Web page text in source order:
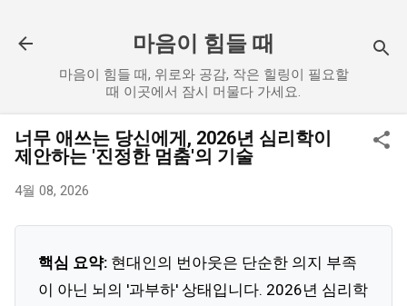
마음이 힘들 때
마음이 힘들 때, 위로와 공감, 작은 힐링이 필요할
때 이곳에서 잠시 머물다 가세요.
너무 애쓰는 당신에게, 2026년 심리학이
제안하는 '진정한 멈춤'의 기술
4월 08, 2026
핵심 요약: 현대인의 번아웃은 단순한 의지 부족
이 아닌 뇌의 '과부하' 상태입니다. 2026년 심리학